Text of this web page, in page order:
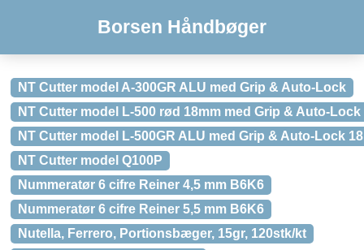
Borsen Håndbøger
NT Cutter model A-300GR ALU med Grip & Auto-Lock
NT Cutter model L-500 rød 18mm med Grip & Auto-Lock
NT Cutter model L-500GR ALU med Grip & Auto-Lock
NT Cutter model Q100P
Nummeratør 6 cifre Reiner 4,5 mm B6K6
Nummeratør 6 cifre Reiner 5,5 mm B6K6
Nutella, Ferrero, Portionsbæger, 15gr, 120stk/kt